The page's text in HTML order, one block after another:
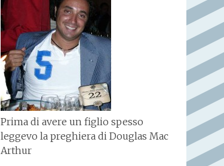
Prima di avere un figlio spesso
leggevo la preghiera di Douglas Mac
Arthur